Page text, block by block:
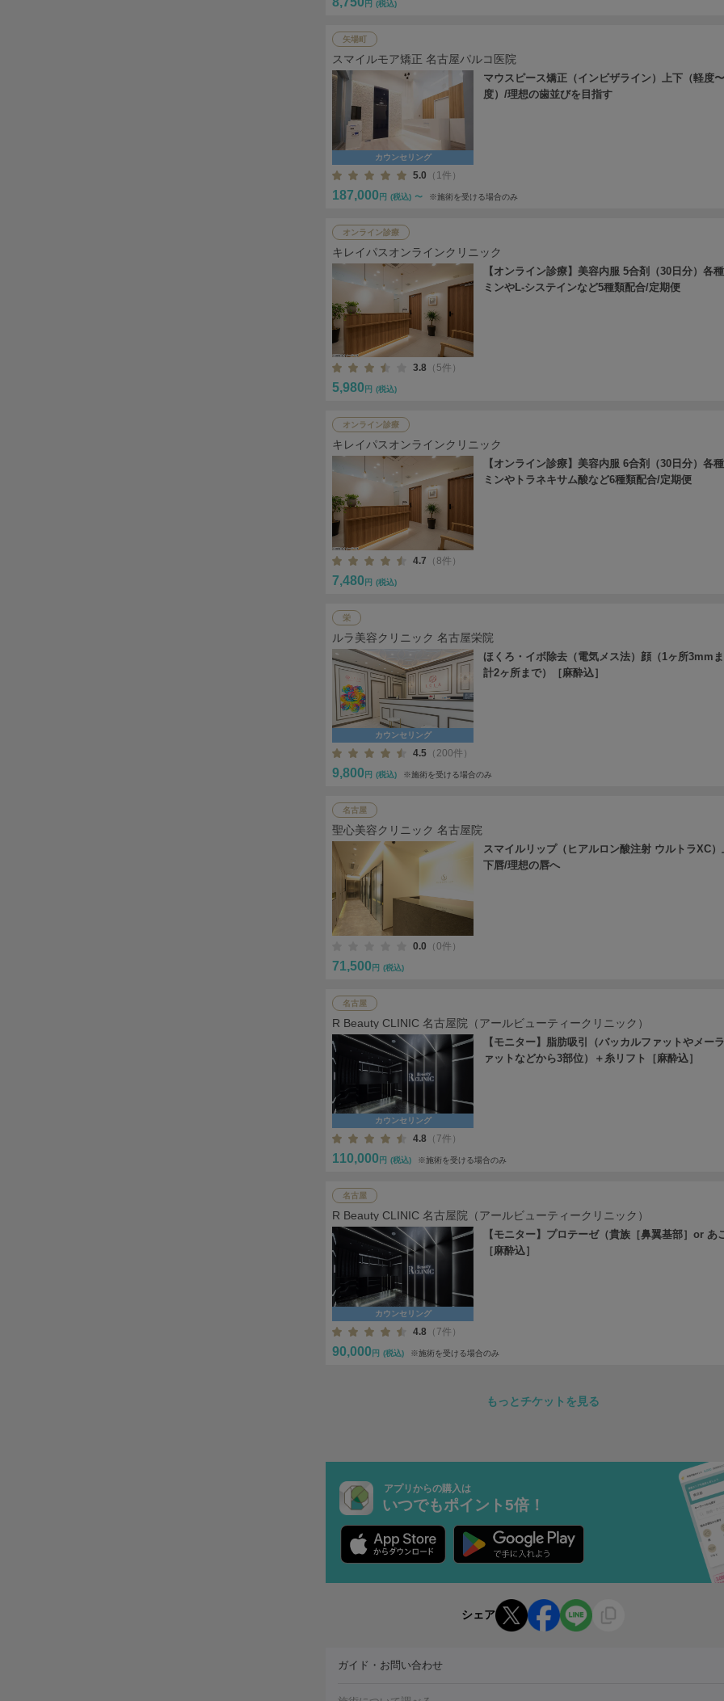
円 (税込)
矢場町
スマイルモア矯正 名古屋パルコ医院
カウンセリング
マウスピース矯正（インビザライン）上下（軽度
度）/理想の歯並びを目指す
5.0 （1件）
187,000 円 (税込) 〜 ※施術を受ける場合のみ
オンライン診療
キレイパスオンラインクリニック
【オンライン診療】美容内服 5合剤（30日分）各
ミンやL-システインなど5種類配合/定期便
3.8 （5件）
5,980 円 (税込)
オンライン診療
キレイパスオンラインクリニック
【オンライン診療】美容内服 6合剤（30日分）各
ミンやトラネキサム酸など6種類配合/定期便
4.7 （8件）
7,480 円 (税込)
栄
ルラ美容クリニック 名古屋栄院
カウンセリング
ほくろ・イボ除去（電気メス法）顔（1ヶ所3mm
計2ヶ所まで）［麻酔込］
4.5 （200件）
9,800 円 (税込) ※施術を受ける場合のみ
名古屋
聖心美容クリニック 名古屋院
スマイルリップ（ヒアルロン酸注射 ウルトラXC）
下唇/理想の唇へ
0.0 （0件）
71,500 円 (税込)
名古屋
R Beauty CLINIC 名古屋院（アールビューティークリニック）
カウンセリング
【モニター】脂肪吸引（バッカルファットやメー
ァットなどから3部位）＋糸リフト［麻酔込］
4.8 （7件）
110,000 円 (税込) ※施術を受ける場合のみ
名古屋
R Beauty CLINIC 名古屋院（アールビューティークリニック）
カウンセリング
【モニター】プロテーゼ（貴族［鼻翼基部］or あ
［麻酔込］
4.8 （7件）
90,000 円 (税込) ※施術を受ける場合のみ
もっとチケットを見る
アプリからの購入は
いつでもポイント5倍！
シェア
ガイド・お問い合わせ